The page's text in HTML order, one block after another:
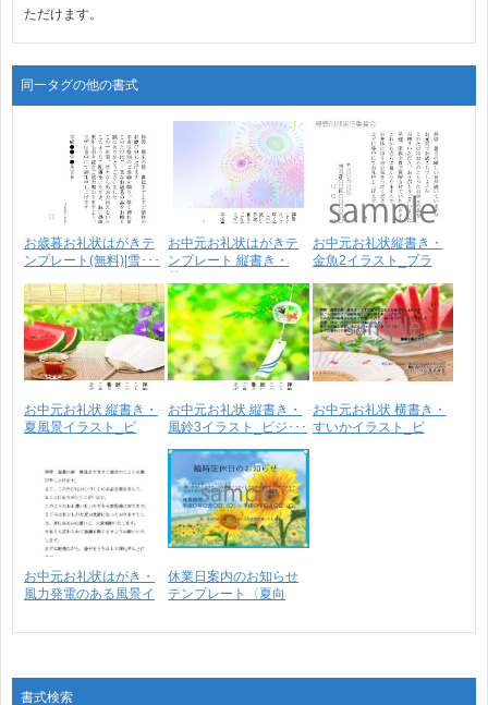
ただけます。
同一タグの他の書式
お歳暮お礼状はがきテ
ンプレート(無料)|雪･･･
お中元お礼状はがきテ
ンプレート 縦書き・
お中元お礼状縦書き・
金魚2イラスト_プラ
お中元お礼状 縦書き・
夏風景イラスト_ビ
お中元お礼状 縦書き・
風鈴3イラスト_ビジ･･･
お中元お礼状 横書き・
すいかイラスト_ビ
お中元お礼状はがき・
風力発電のある風景イ
休業日案内のお知らせ
テンプレート〈夏向
書式検索